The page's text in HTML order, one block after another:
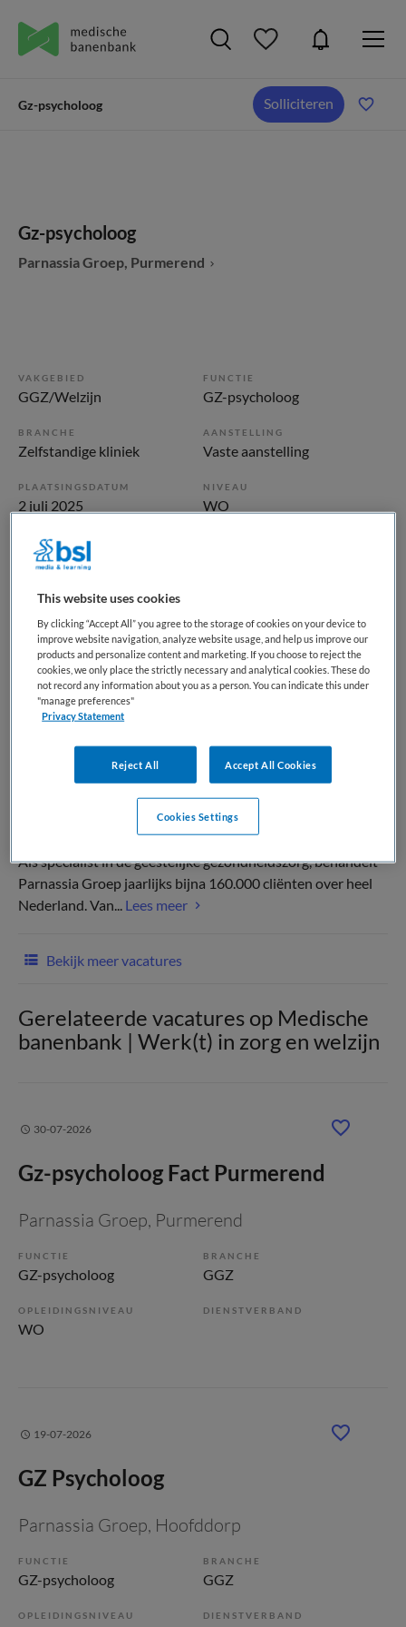
Gz-psycholoog Solliciteren
Gz-psycholoog
Parnassia Groep, Purmerend
VAKGEBIED
GGZ/Welzijn
FUNCTIE
GZ-psycholoog
BRANCHE
Zelfstandige kliniek
AANSTELLING
Vaste aanstelling
PLAATSINGSDATUM
2 juli 2025
NIVEAU
WO
ERVARING
Niet nader bepaald
Vacature niet beschikbaar
Deze vacature Gz-psycholoog bij Parnassia Groep is niet
meer actueel. Hieronder staan enkele vergelijkbare
vacatures die voor u wellicht interessant zijn.
Als specialist in de geestelijke gezondheidszorg, behandelt
Parnassia Groep jaarlijks bijna 160.000 cliënten over heel
Nederland. Van... Lees meer
Bekijk meer vacatures
Gerelateerde vacatures op Medische
banenbank | Werk(t) in zorg en welzijn
30-07-2026
Gz-psycholoog Fact Purmerend
Parnassia Groep, Purmerend
FUNCTIE
GZ-psycholoog
BRANCHE
GGZ
OPLEIDINGSNIVEAU
WO
DIENSTVERBAND
19-07-2026
GZ Psycholoog
Parnassia Groep, Hoofddorp
FUNCTIE
GZ-psycholoog
BRANCHE
GGZ
OPLEIDINGSNIVEAU DIENSTVERBAND
This website uses cookies
By clicking “Accept All” you agree to the storage of cookies on your device to
improve website navigation, analyze website usage, and help us improve our
products and personalize content and marketing. If you choose to reject the
cookies, we only place the strictly necessary and analytical cookies. These do
not record any information about you as a person. You can indicate this under
"manage preferences"
Privacy Statement
Reject All Accept All Cookies
Cookies Settings